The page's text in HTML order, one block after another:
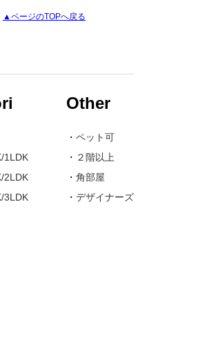
▲ページのTOPへ戻る
1LDK
2LDK
3LDK
Other
・ ペット可
・ ２階以上
・ 角部屋
・ デザイナーズ